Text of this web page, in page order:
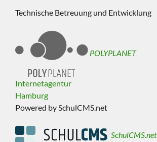
Technische Betreuung und Entwicklung
POLYPLANET
Internetagentur
Hamburg
Powered by SchulCMS.net
SchulCMS.net